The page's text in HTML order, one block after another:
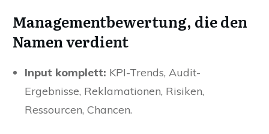
Managementbewertung, die den
Input komplett:KPI-Trends, Audit-
Ergebnisse, Reklamationen, Risiken,